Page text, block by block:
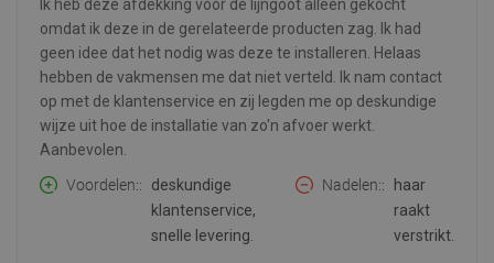
Ik heb deze afdekking voor de lijngoot alleen gekocht
omdat ik deze in de gerelateerde producten zag. Ik had
geen idee dat het nodig was deze te installeren. Helaas
hebben de vakmensen me dat niet verteld. Ik nam contact
op met de klantenservice en zij legden me op deskundige
wijze uit hoe de installatie van zo'n afvoer werkt.
Aanbevolen.
Voordelen:
deskundige
klantenservice,
snelle levering.
Nadelen:
haar
raakt
verstrikt.